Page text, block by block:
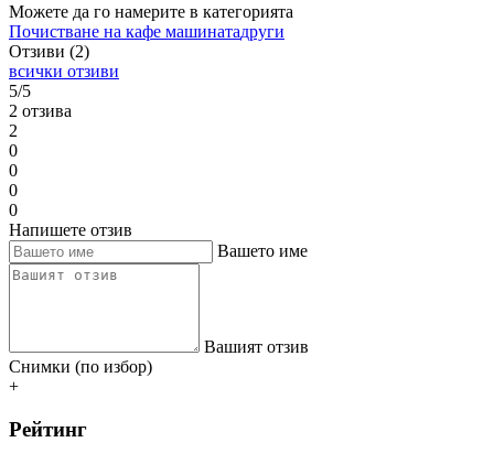
Можете да го намерите в категорията
Почистване на кафе машинатадруги
Отзиви (2)
всички отзиви
5/5
2 отзива
2
0
0
0
0
Напишете отзив
Вашето име
Вашият отзив
Снимки (по избор)
+
Рейтинг